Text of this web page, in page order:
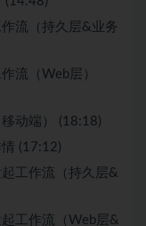
流（持久层&业务
流（Web层）
动端） (18:18)
(17:12)
工作流（持久层&
工作流（Web层&